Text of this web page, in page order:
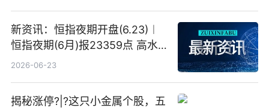
新资讯：恒指夜期开盘(6.23)︱
恒指夜期(6月)报23359点 高水
23点
2026-06-23
揭秘涨停?|?这只小金属个股，五